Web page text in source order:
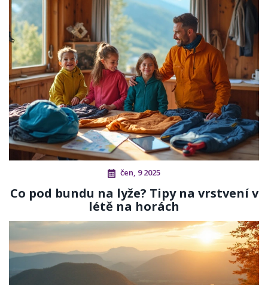
čen, 9 2025
Co pod bundu na lyže? Tipy na vrstvení v
létě na horách